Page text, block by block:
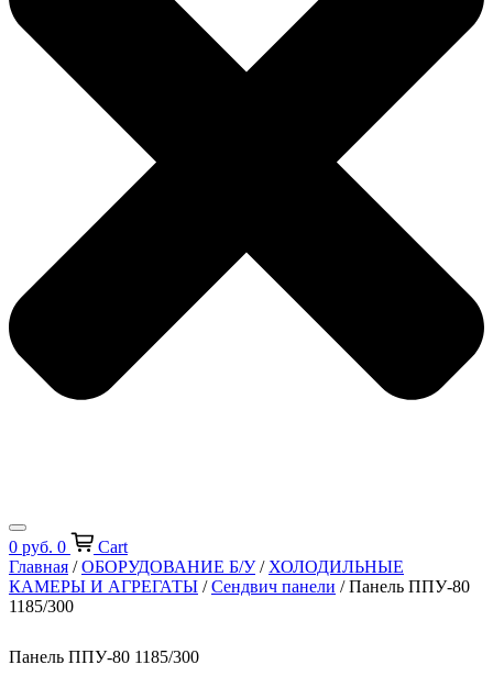
0 руб. 0
Cart
Главная /ОБОРУДОВАНИЕ Б/У/ ХОЛОДИЛЬНЫЕ
КАМЕРЫ И АГРЕГАТЫ /Сендвич панели / Панель ППУ-80
1185/300
Панель ППУ-80 1185/300